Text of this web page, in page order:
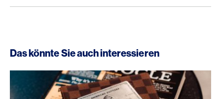
Das könnte Sie auch interessieren